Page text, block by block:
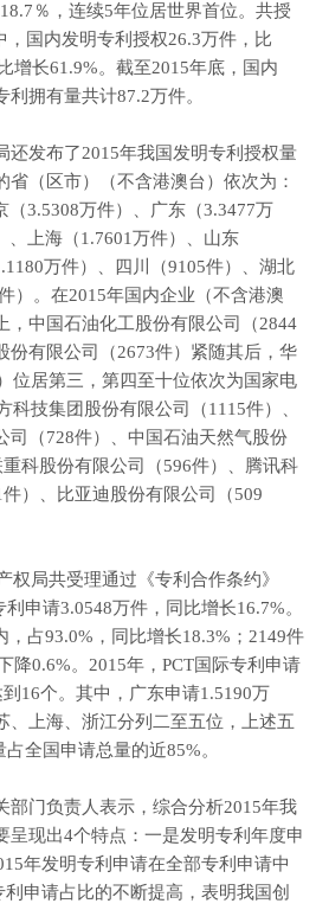
％，连续5年位居世界首位。共授
，国内发明专利授权26.3万件，比
增长61.9%。截至2015年底，国内
利拥有量共计87.2万件。
还发布了2015年我国发明专利授权量
省（区市）（不含港澳台）依次为：
（3.5308万件）、广东（3.3477万
、上海（1.7601万件）、山东
万件）、四川（9105件）、湖北
）。在2015年国内企业（不含港澳
，中国石油化工股份有限公司（2844
份有限公司（2673件）紧随其后，华
位居第三，第四至十位依次为国家电
科技集团股份有限公司（1115件）、
司（728件）、中国石油天然气股份
科股份有限公司（596件）、腾讯科
）、比亚迪股份有限公司（509
权局共受理通过《专利合作条约》
利申请3.0548万件，同比增长16.7%。
，占93.0%，同比增长18.3%；2149件
降0.6%。2015年，PCT国际专利申请
16个。其中，广东申请1.5190万
、上海、浙江分列二至五位，上述五
全国申请总量的近85%。
部门负责人表示，综合分析2015年我
呈现出4个特点：一是发明专利年度申
年发明专利申请在全部专利申请中
申请占比的不断提高，表明我国创